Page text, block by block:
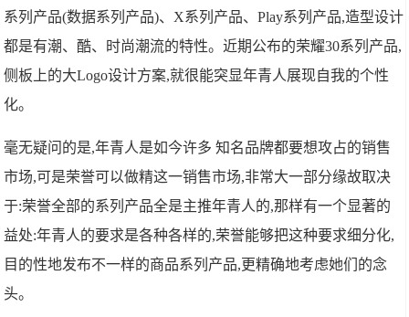
系列产品(数据系列产品)、X系列产品、Play系列产品,造型设计
都是有潮、酷、时尚潮流的特性。近期公布的荣耀30系列产品,
侧板上的大Logo设计方案,就很能突显年青人展现自我的个性
化。
毫无疑问的是,年青人是如今许多 知名品牌都要想攻占的销售
市场,可是荣誉可以做精这一销售市场,非常大一部分缘故取决
于:荣誉全部的系列产品全是主推年青人的,那样有一个显著的
益处:年青人的要求是各种各样的,荣誉能够把这种要求细分化,
目的性地发布不一样的商品系列产品,更精确地考虑她们的念
头。